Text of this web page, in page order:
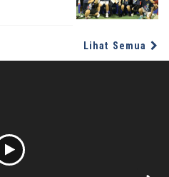
Lihat Semua